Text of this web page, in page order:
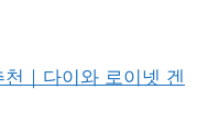
｜다이와 로이넷 겐